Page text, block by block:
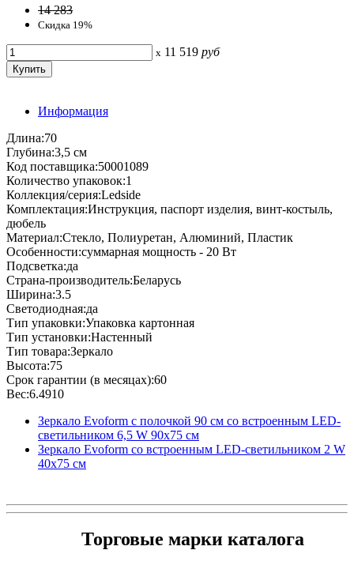
14 283
Скидка 19%
x 11 519 руб
Информация
Длина:70
Глубина:3,5 см
Код поставщика:50001089
Количество упаковок:1
Коллекция/серия:Ledside
Комплектация:Инструкция, паспорт изделия, винт-костыль,
дюбель
Материал:Стекло, Полиуретан, Алюминий, Пластик
Особенности:суммарная мощность - 20 Вт
Подсветка:да
Страна-производитель:Беларусь
Ширина:3.5
Светодиодная:да
Тип упаковки:Упаковка картонная
Тип установки:Настенный
Тип товара:Зеркало
Высота:75
Срок гарантии (в месяцах):60
Вес:6.4910
Зеркало Evoform с полочкой 90 см со встроенным LED-
светильником 6,5 W 90x75 см
Зеркало Evoform со встроенным LED-светильником 2 W
40x75 см
Торговые марки каталога